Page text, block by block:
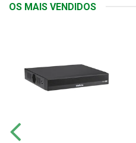
OS MAIS VENDIDOS